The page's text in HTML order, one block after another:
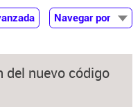
Navegar por
Autor
Colaborador
del nuevo código